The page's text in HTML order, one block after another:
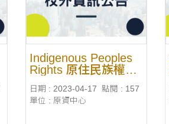
Indigenous Peoples
Rights 原住民族權利
日期 : 2023-04-17
點閱 : 157
單位 : 原資中心